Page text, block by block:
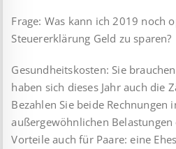
Frage: Was kann ich 2019 noch
Steuererklärung Geld zu sparen?
Gesundheitskosten: Sie
haben sich dieses Jahr auch die
Bezahlen Sie beide Rechnungen
außergewöhnlichen
Vorteile auch für Paare: eine